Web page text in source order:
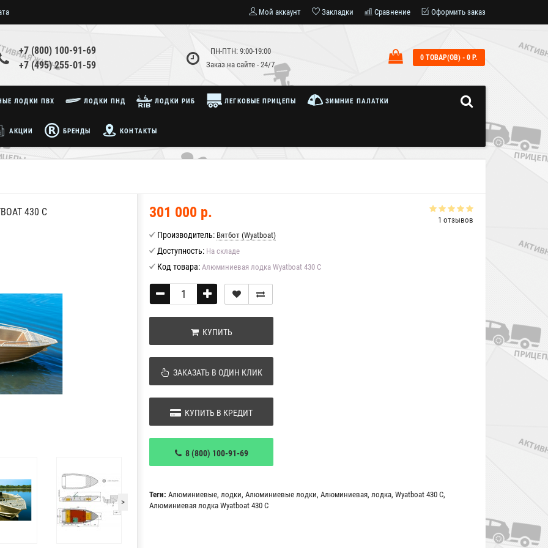
Мой аккаунт Закладки Сравнение Оформить заказ
+7 (800) 100-91-69
+7 (495) 255-01-59
ПН-ПТН: 9:00-19:00
Заказ на сайте - 24/7
0 ТОВАР(ОВ) - 0 Р.
ЛОДКИ ПВХ ЛОДКИ ПНД ЛОДКИ РИБ ЛЕГКОВЫЕ ПРИЦЕПЫ ЗИМНИЕ ПАЛАТКИ
АКЦИИ БРЕНДЫ КОНТАКТЫ
430 С
>
1 отзывов
301 000 р.
Производитель: Вятбот (Wyatboat)
Доступность: На складе
Код товара: Алюминиевая лодка Wyatboat 430 С
КУПИТЬ
ЗАКАЗАТЬ В ОДИН КЛИК
КУПИТЬ В КРЕДИТ
8 (800) 100-91-69
Теги: Алюминиевые, лодки, Алюминиевые лодки, Алюминиевая, лодка, Wyatboat 430 С,
Алюминиевая лодка Wyatboat 430 С